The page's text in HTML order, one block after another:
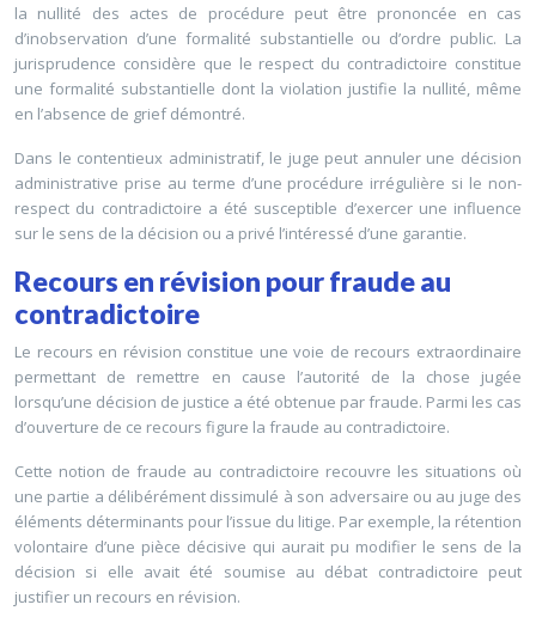
la nullité des actes de procédure peut être prononcée en cas
d’inobservation d’une formalité substantielle ou d’ordre public. La
jurisprudence considère que le respect du contradictoire constitue
une formalité substantielle dont la violation justifie la nullité, même
en l’absence de grief démontré.
Dans le contentieux administratif, le juge peut annuler une décision
administrative prise au terme d’une procédure irrégulière si le non-
respect du contradictoire a été susceptible d’exercer une influence
sur le sens de la décision ou a privé l’intéressé d’une garantie.
Recours en révision pour fraude au
contradictoire
Le recours en révision constitue une voie de recours extraordinaire
permettant de remettre en cause l’autorité de la chose jugée
lorsqu’une décision de justice a été obtenue par fraude. Parmi les cas
d’ouverture de ce recours figure la fraude au contradictoire.
Cette notion de fraude au contradictoire recouvre les situations où
une partie a délibérément dissimulé à son adversaire ou au juge des
éléments déterminants pour l’issue du litige. Par exemple, la rétention
volontaire d’une pièce décisive qui aurait pu modifier le sens de la
décision si elle avait été soumise au débat contradictoire peut
justifier un recours en révision.